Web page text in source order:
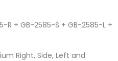
R + GB-2585-S + GB-2585-L +
Right, Side, Left and